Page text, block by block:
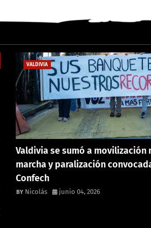
VALDIVIA
Valdivia se sumó a movilización
marcha y paralización
Confech
Nicolás junio 04, 2026